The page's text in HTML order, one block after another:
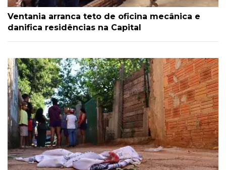
Ventania arranca teto de oficina mecânica e
danifica residências na Capital